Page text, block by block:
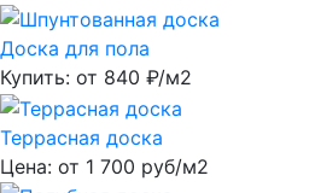
Доска для пола
Купить: от 840 ₽/м2
Террасная доска
Цена: от 1 700 руб/м2